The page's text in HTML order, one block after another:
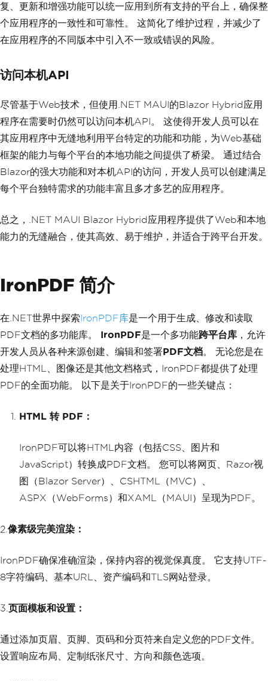
复、更新和增强功能可以统一应用到所有支持的平台上，确保整
个应用程序的一致性和可靠性。 这简化了维护过程，并减少了
在应用程序的不同版本中引入不一致或错误的风险。
访问本机API
尽管基于Web技术，但使用.NET MAUI的Blazor Hybrid应用
程序在需要时仍然可以访问本机API。 这使得开发人员可以在
其应用程序中无缝地利用平台特定的功能和功能，为Web基础
框架的能力与每个平台的本地功能之间提供了桥梁。 通过结合
Blazor的强大功能和对本机API的访问，开发人员可以创建满足
每个平台独特需求的功能丰富且多才多艺的应用程序。
总之，.NET MAUI Blazor Hybrid应用程序提供了Web和本地
能力的无缝融合，使其高效、易于维护，并适合于跨平台开发。
IronPDF 简介
在.NET世界中探索IronPDF库是一个用于生成、修改和读取
PDF文档的多功能库。 IronPDF是一个多功能跨平台库 ，允许
开发人员从各种来源创建、编辑和签署PDF文档。 无论您是在
处理HTML、图像还是其他文档格式，IronPDF都提供了处理
PDF的全面功能。 以下是关于IronPDF的一些关键点：
HTML 转 PDF：
IronPDF可以将HTML内容（包括CSS、图片和
JavaScript）转换成PDF文档。 您可以将网页、Razor视
图（Blazor Server）、CSHTML（MVC）、
ASPX（WebForms）和XAML（MAUI）呈现为PDF。
2. 像素级完美渲染：
IronPDF确保准确渲染，保持内容的视觉保真度。 它支持UTF-
8字符编码、基本URL、资产编码和TLS网站登录。
3. 页面模板和设置：
通过添加页眉、页脚、页码和分页符来自定义您的PDF文件。
设置响应布局、定制纸张尺寸、方向和颜色选项。